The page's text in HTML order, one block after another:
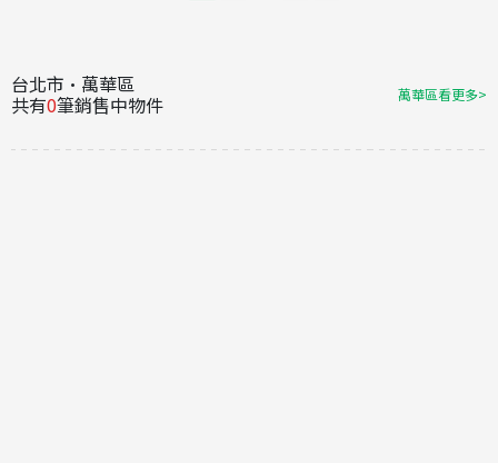
台北市·萬華區
共有0筆銷售中物件 萬華區看更多>